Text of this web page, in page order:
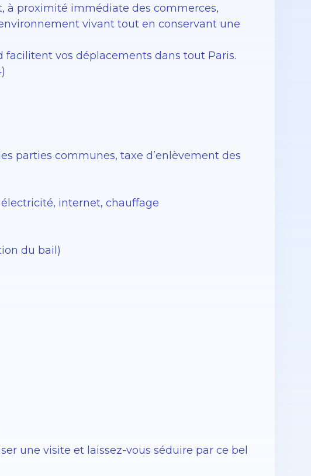
à proximité immédiate des commerces,
vivant tout en conservant une
facilitent vos déplacements dans tout Paris.
parties communes, taxe d’enlèvement des
internet, chauffage
du bail)
une visite et laissez-vous séduire par ce bel